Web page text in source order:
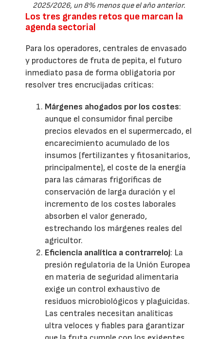
2025/2026, un 8% menos que el año anterior.
Los tres grandes retos que marcan la
agenda sectorial
Para los operadores, centrales de envasado
y productores de fruta de pepita, el futuro
inmediato pasa de forma obligatoria por
resolver tres encrucijadas críticas:
Márgenes ahogados por los costes:
aunque el consumidor final percibe
precios elevados en el supermercado, el
encarecimiento acumulado de los
insumos (fertilizantes y fitosanitarios,
principalmente), el coste de la energía
para las cámaras frigoríficas de
conservación de larga duración y el
incremento de los costes laborales
absorben el valor generado,
estrechando los márgenes reales del
agricultor.
Eficiencia analítica a contrarreloj: La
presión regulatoria de la Unión Europea
en materia de seguridad alimentaria
exige un control exhaustivo de
residuos microbiológicos y plaguicidas.
Las centrales necesitan analíticas
ultra veloces y fiables para garantizar